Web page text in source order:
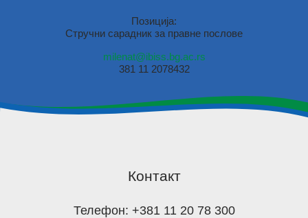
Позиција:
Стручни сарадник за правне послове
milenat@ibiss.bg.ac.rs
381 11 2078432
Контакт
Телефон: +381 11 20 78 300